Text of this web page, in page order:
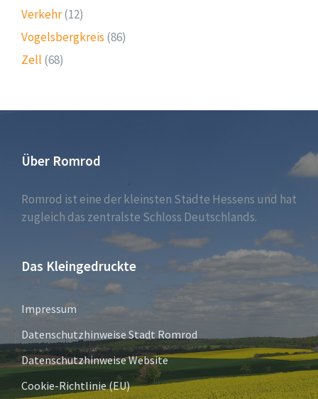
Verkehr(12)
Vogelsbergkreis (86)
Zell (68)
Über Romrod
Romrod ist eine der kleinsten Städte Hessens und hat
zugleich das zentralste Schloss Deutschlands.
Das Kleingedruckte
Impressum
Datenschutzhinweise Stadt Romrod
Datenschutzhinweise Website
Cookie-Richtlinie (EU)